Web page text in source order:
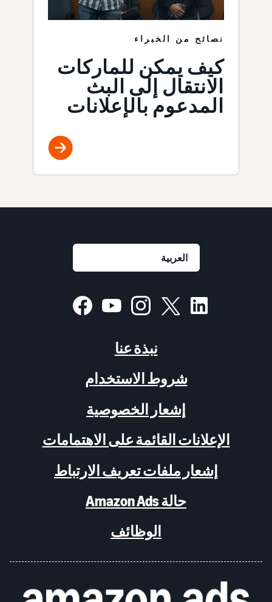
نصائح من الخبراء
كيف يمكن للماركات
الانتقال إلى البث
المدعوم بالإعلانات
نبذة عنا
شروط الاستخدام
إشعار الخصوصية
الإعلانات القائمة على الاهتمامات
إشعار ملفات تعريف الارتباط
حالة Amazon Ads
الوظائف